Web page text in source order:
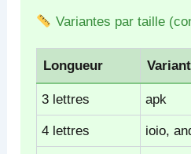
Variantes par taille
Longueur
3 lettres apk
4 lettres ioio,